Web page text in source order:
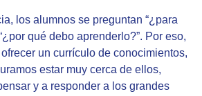
los alumnos se preguntan “¿para
qué debo aprenderlo?”. Por eso,
un currículo de conocimientos,
estar muy cerca de ellos,
y a responder a los grandes